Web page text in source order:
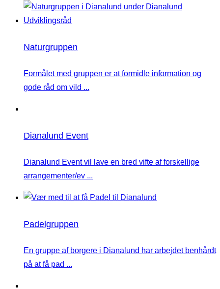
Naturgruppen
Formålet med gruppen er at formidle information og
gode råd om vild ...
Dianalund Event
Dianalund Event vil lave en bred vifte af forskellige
arrangementer/ev ...
Padelgruppen
En gruppe af borgere i Dianalund har arbejdet benhårdt
på at få pad ...